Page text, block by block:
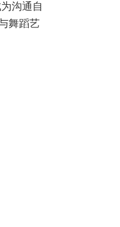
沟通自
舞蹈艺